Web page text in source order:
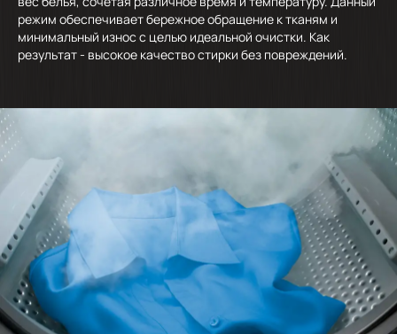
режим обеспечивает бережное обращение к тканям и
минимальный износ с целью идеальной очистки. Как
результат - высокое качество стирки без повреждений.